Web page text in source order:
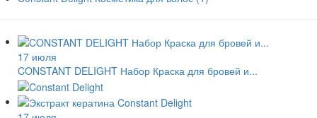
17 июля
CONSTANT DELIGHT Набор Краска для бровей и...